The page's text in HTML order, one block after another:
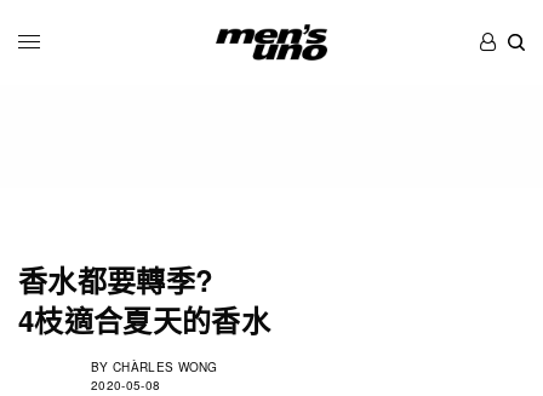
香水都要轉季?
4枝適合夏天的香水
BY CHÀRLES WONG
2020-05-08